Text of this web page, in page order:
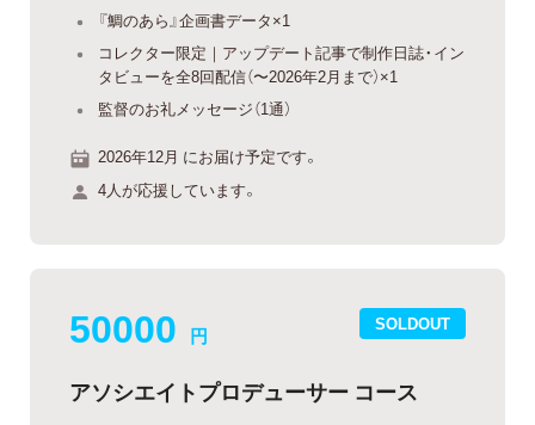
『鯛のあら』企画書データ×1
コレクター限定｜アップデート記事で制作日誌・イン
タビューを全8回配信（〜2026年2月まで）×1
監督のお礼メッセージ（1通）
2026年12月 にお届け予定です。
4人が応援しています。
SOLDOUT
50000 円
アソシエイトプロデューサー コース